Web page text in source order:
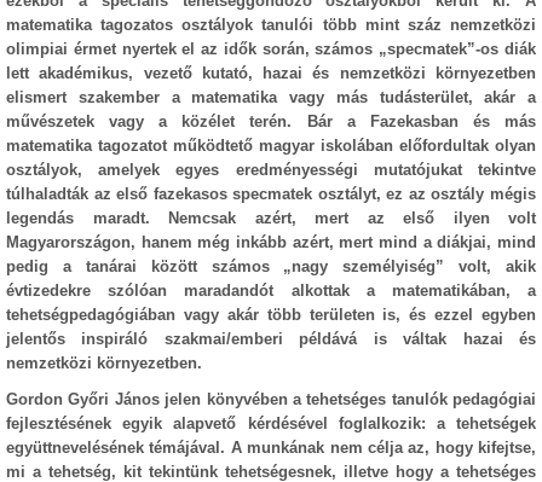
matematika tagozatos osztályok tanulói több mint száz nemzetközi
olimpiai érmet nyertek el az idők során, számos „specmatek”-os diák
lett akadémikus, vezető kutató, hazai és nemzetközi környezetben
elismert szakember a matematika vagy más tudásterület, akár a
művészetek vagy a közélet terén. Bár a Fazekasban és más
matematika tagozatot működtető magyar iskolában előfordultak olyan
osztályok, amelyek egyes eredményességi mutatójukat tekintve
túlhaladták az első fazekasos specmatek osztályt, ez az osztály mégis
legendás maradt. Nemcsak azért, mert az első ilyen volt
Magyarországon, hanem még inkább azért, mert mind a diákjai, mind
pedig a tanárai között számos „nagy személyiség” volt, akik
évtizedekre szólóan maradandót alkottak a matematikában, a
tehetségpedagógiában vagy akár több területen is, és ezzel egyben
jelentős inspiráló szakmai/emberi példává is váltak hazai és
nemzetközi környezetben.
Gordon Győri János jelen könyvében a tehetséges tanulók pedagógiai
fejlesztésének egyik alapvető kérdésével foglalkozik: a tehetségek
együttnevelésének témájával. A munkának nem célja az, hogy kifejtse,
mi a tehetség, kit tekintünk tehetségesnek, illetve hogy a tehetséges